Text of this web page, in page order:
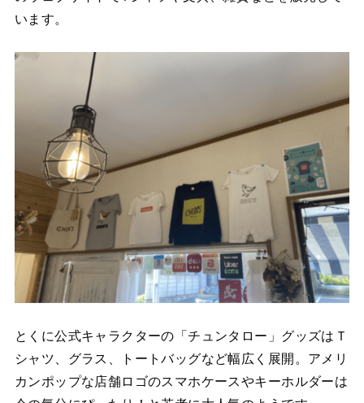
います。
とくに公式キャラクターの「チュンタロー」グッズはＴ
シャツ、グラス、トートバッグなど幅広く展開。アメリ
カンポップな店舗ロゴのスマホケースやキーホルダーは